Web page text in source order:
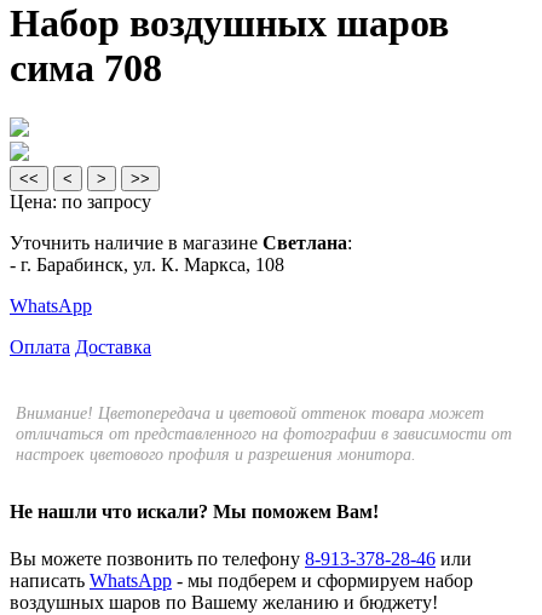
Набор воздушных шаров
сима 708
<< < > >>
Цена: по запросу
Уточнить наличие в магазине Светлана:
- г. Барабинск, ул. К. Маркса, 108
WhatsApp
Оплата Доставка
Внимание! Цветопередача и цветовой оттенок товара может
отличаться от представленного на фотографии в зависимости от
настроек цветового профиля и разрешения монитора.
Не нашли что искали? Мы поможем Вам!
Вы можете позвонить по телефону 8-913-378-28-46 или
написать WhatsApp - мы подберем и сформируем набор
воздушных шаров по Вашему желанию и бюджету!